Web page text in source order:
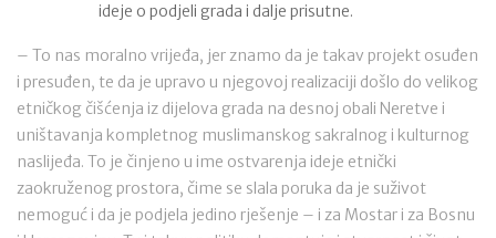
ideje o podjeli grada i dalje prisutne.
– To nas moralno vrijeđa, jer znamo da je takav projekt osuđen
i presuđen, te da je upravo u njegovoj realizaciji došlo do velikog
etničkog čišćenja iz dijelova grada na desnoj obali Neretve i
uništavanja kompletnog muslimanskog sakralnog i kulturnog
naslijeđa. To je činjeno u ime ostvarenja ideje etnički
zaokruženog prostora, čime se slala poruka da je suživot
nemoguć i da je podjela jedino rješenje – i za Mostar i za Bosnu